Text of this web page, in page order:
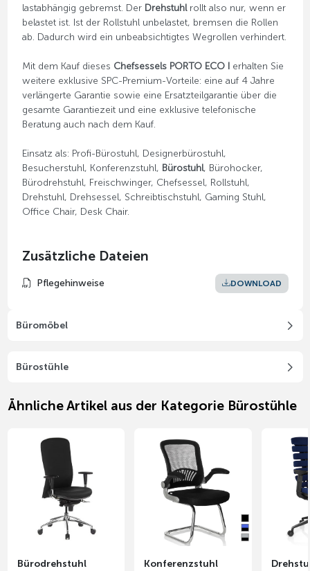
lastabhängig gebremst. Der Drehstuhlrollt also nur, wenn er
belastet ist. Ist der Rollstuhl unbelastet, bremsen die Rollen
ab. Dadurch wird ein unbeabsichtigtes Wegrollen verhindert.
Mit dem Kauf dieses Chefsessels PORTO ECO Ierhalten Sie
weitere exklusive SPC-Premium-Vorteile: eine auf 4 Jahre
verlängerte Garantie sowie eine Ersatzteilgarantie über die
gesamte Garantiezeit und eine exklusive telefonische
Beratung auch nach dem Kauf.
Einsatz als: Profi-Bürostuhl, Designerbürostuhl,
Besucherstuhl, Konferenzstuhl, Bürostuhl, Bürohocker,
Bürodrehstuhl, Freischwinger, Chefsessel, Rollstuhl,
Drehstuhl, Drehsessel, Schreibtischstuhl, Gaming Stuhl,
Office Chair, Desk Chair.
Zusätzliche Dateien
Pflegehinweise DOWNLOAD
Büromöbel
Bürostühle
Ähnliche Artikel aus der Kategorie Bürostühle
Bürodrehstuhl
Konferenzstuhl